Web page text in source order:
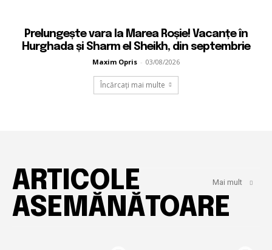
Prelungește vara la Marea Roșie! Vacanțe în
Hurghada și Sharm el Sheikh, din septembrie
Maxim Opris - 03/08/2026
Încărcați mai multe
ARTICOLE
ASEMĂNĂTOARE
Mai mult